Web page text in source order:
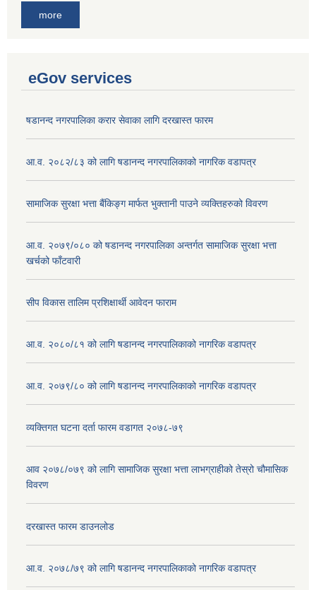
more
eGov services
षडानन्द नगरपालिका करार सेवाका लागि दरखास्त फारम
आ.व. २०८२/८३ को लागि षडानन्द नगरपालिकाको नागरिक वडापत्र
सामाजिक सुरक्षा भत्ता बैंकिङ्ग मार्फत भुक्तानी पाउने व्यक्तिहरुको विवरण
आ.व. २०७९/०८० को षडानन्द नगरपालिका अन्तर्गत सामाजिक सुरक्षा भत्ता
खर्चको फाँटवारी
सीप विकास तालिम प्रशिक्षार्थी आवेदन फाराम
आ.व. २०८०/८१ को लागि षडानन्द नगरपालिकाको नागरिक वडापत्र
आ.व. २०७९/८० को लागि षडानन्द नगरपालिकाको नागरिक वडापत्र
व्यक्तिगत घटना दर्ता फारम वडागत २०७८-७९
आव २०७८/०७९ को लागि सामाजिक सुरक्षा भत्ता लाभग्राहीको तेस्रो चौमासिक
विवरण
दरखास्त फारम डाउनलोड
आ.व. २०७८/७९ को लागि षडानन्द नगरपालिकाको नागरिक वडापत्र